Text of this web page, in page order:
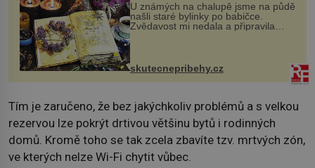
U známých na chalupě jsme na půdě
našli staré bylinky po babičce.
Zvědavost mi nedala a připravila
jsem si z nich lektvar… Zimní pobyt
na chalupě se pro mě vlastní vinou
změnil v děsivý zážitek, na kt...
skutecnepribehy.cz
Tím je zaručeno, že bez jakýchkoliv problémů a s velkou
rezervou lze pokrýt drtivou většinu bytů i rodinných
domů. Kromě toho se tak zcela zbavíte tzv. mrtvých zón,
ve kterých nelze Wi-Fi chytit vůbec.